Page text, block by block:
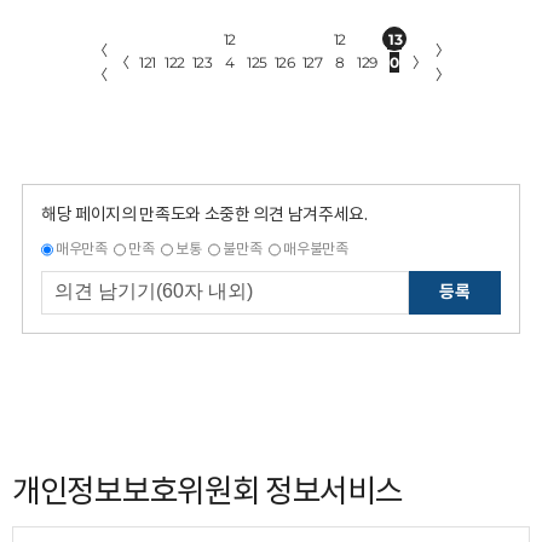
〈
〈
〈 121 122 123
12
4
125 126 127
12
8
129
13
0
〉
〉
〉
해당 페이지의 만족도와 소중한 의견 남겨주세요.
매우만족 만족 보통 불만족 매우불만족
등록
개인정보보호위원회 정보서비스